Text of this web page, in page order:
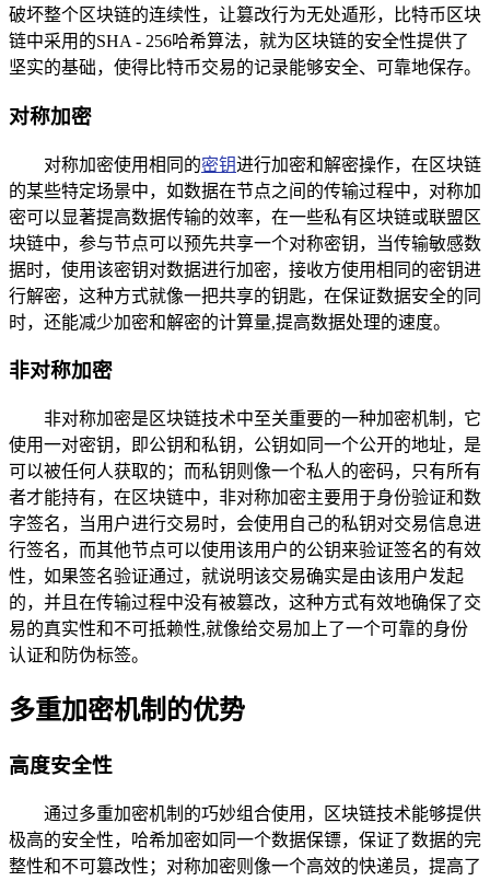
破坏整个区块链的连续性，让篡改行为无处遁形，比特币区块
链中采用的SHA - 256哈希算法，就为区块链的安全性提供了
坚实的基础，使得比特币交易的记录能够安全、可靠地保存。
对称加密
对称加密使用相同的密钥进行加密和解密操作，在区块链
的某些特定场景中，如数据在节点之间的传输过程中，对称加
密可以显著提高数据传输的效率，在一些私有区块链或联盟区
块链中，参与节点可以预先共享一个对称密钥，当传输敏感数
据时，使用该密钥对数据进行加密，接收方使用相同的密钥进
行解密，这种方式就像一把共享的钥匙，在保证数据安全的同
时，还能减少加密和解密的计算量,提高数据处理的速度。
非对称加密
非对称加密是区块链技术中至关重要的一种加密机制，它
使用一对密钥，即公钥和私钥，公钥如同一个公开的地址，是
可以被任何人获取的；而私钥则像一个私人的密码，只有所有
者才能持有，在区块链中，非对称加密主要用于身份验证和数
字签名，当用户进行交易时，会使用自己的私钥对交易信息进
行签名，而其他节点可以使用该用户的公钥来验证签名的有效
性，如果签名验证通过，就说明该交易确实是由该用户发起
的，并且在传输过程中没有被篡改，这种方式有效地确保了交
易的真实性和不可抵赖性,就像给交易加上了一个可靠的身份
认证和防伪标签。
多重加密机制的优势
高度安全性
通过多重加密机制的巧妙组合使用，区块链技术能够提供
极高的安全性，哈希加密如同一个数据保镖，保证了数据的完
整性和不可篡改性；对称加密则像一个高效的快递员，提高了